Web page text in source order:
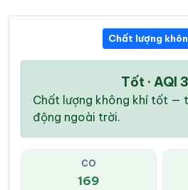
Chất lượng
Tốt · AQI
Chất lượng không khí tốt —
động ngoài trời.
CO
169